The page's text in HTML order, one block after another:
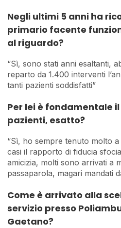
Negli ultimi 5 anni ha
primario facente
al riguardo?
“Sì, sono stati anni esaltanti,
reparto da 1.400 interventi
tanti pazienti soddisfatti”
Per lei è fondamentale
pazienti, esatto?
“Sì, ho sempre tenuto molto
casi il rapporto di fiducia
amicizia, molti sono arrivati a
passaparola, magari mandati
Come è arrivato alla
servizio presso
Gaetano?